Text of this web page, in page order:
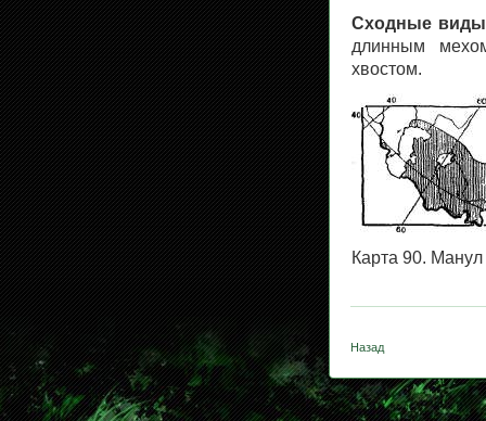
Сходные виды
длинным
хвостом.
Карта 90. Манул
Назад